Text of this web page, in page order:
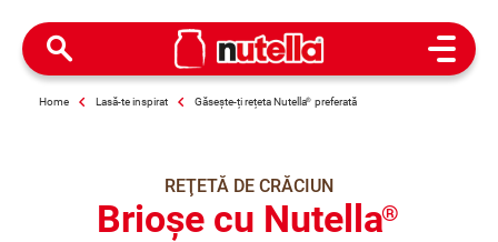
Open
Home Lasă-te inspirat Găsește-ți rețeta Nutella® preferată
REŢETĂ DE CRĂCIUN
Brioșe cu Nutella®